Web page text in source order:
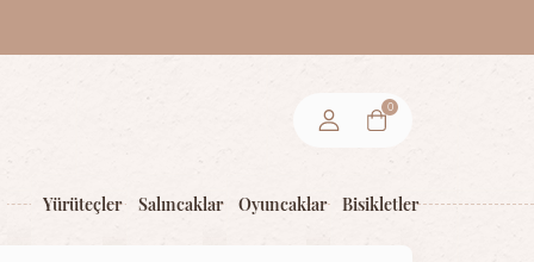
0
Yürüteçler Salıncaklar Oyuncaklar Bisikletler